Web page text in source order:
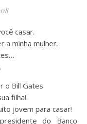
casar.
a minha mulher.
o Bill Gates.
filha!
jovem para casar!
do Banco